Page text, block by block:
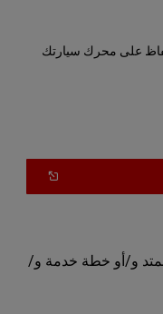
على محرك سيارتك
و/أو خطة خدمة و/